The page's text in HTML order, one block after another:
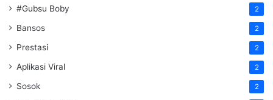
#Gubsu Boby 2
Bansos 2
Prestasi 2
Aplikasi Viral 2
Sosok 2